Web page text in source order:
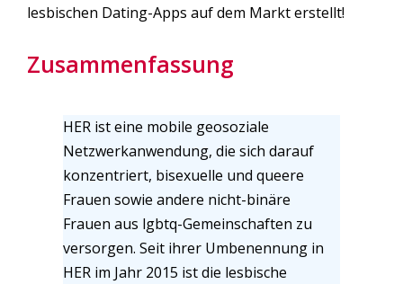
lesbischen Dating-Apps auf dem Markt erstellt!
Zusammenfassung
HER ist eine mobile geosoziale
Netzwerkanwendung, die sich darauf
konzentriert, bisexuelle und queere
Frauen sowie andere nicht-binäre
Frauen aus lgbtq-Gemeinschaften zu
versorgen. Seit ihrer Umbenennung in
HER im Jahr 2015 ist die lesbische